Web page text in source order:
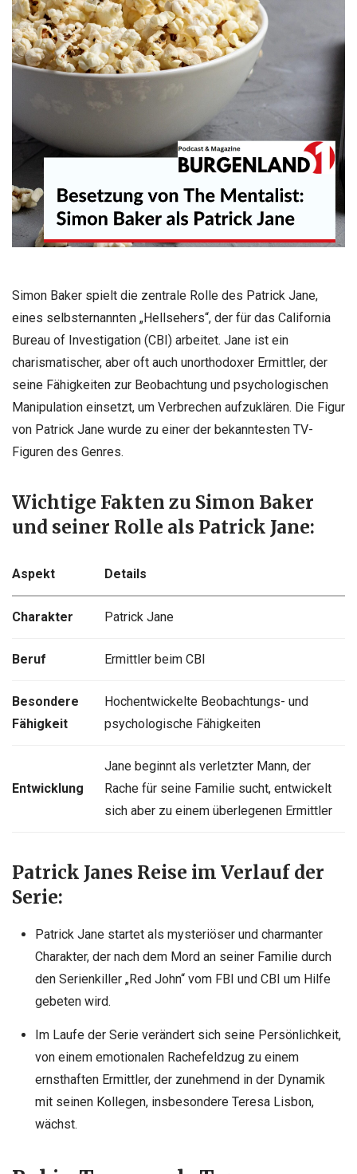
Simon Baker spielt die zentrale Rolle des Patrick Jane,
eines selbsternannten „Hellsehers“, der für das California
Bureau of Investigation (CBI) arbeitet. Jane ist ein
charismatischer, aber oft auch unorthodoxer Ermittler, der
seine Fähigkeiten zur Beobachtung und psychologischen
Manipulation einsetzt, um Verbrechen aufzuklären. Die Figur
von Patrick Jane wurde zu einer der bekanntesten TV-
Figuren des Genres.
Wichtige Fakten zu Simon Baker
und seiner Rolle als Patrick Jane:
Aspekt Details
Charakter Patrick Jane
Beruf Ermittler beim CBI
Besondere
Fähigkeit
Hochentwickelte Beobachtungs- und
psychologische Fähigkeiten
Entwicklung
Jane beginnt als verletzter Mann, der
Rache für seine Familie sucht, entwickelt
sich aber zu einem überlegenen Ermittler
Patrick Janes Reise im Verlauf der
Serie:
Patrick Jane startet als mysteriöser und charmanter
Charakter, der nach dem Mord an seiner Familiedurch
den Serienkiller „Red John“ vom FBI und CBI um Hilfe
gebeten wird.
Im Laufe der Serie verändert sich seine Persönlichkeit,
von einem emotionalen Rachefeldzug zu einem
ernsthaften Ermittler, der zunehmend in der Dynamik
mit seinen Kollegen, insbesondere Teresa Lisbon,
wächst.